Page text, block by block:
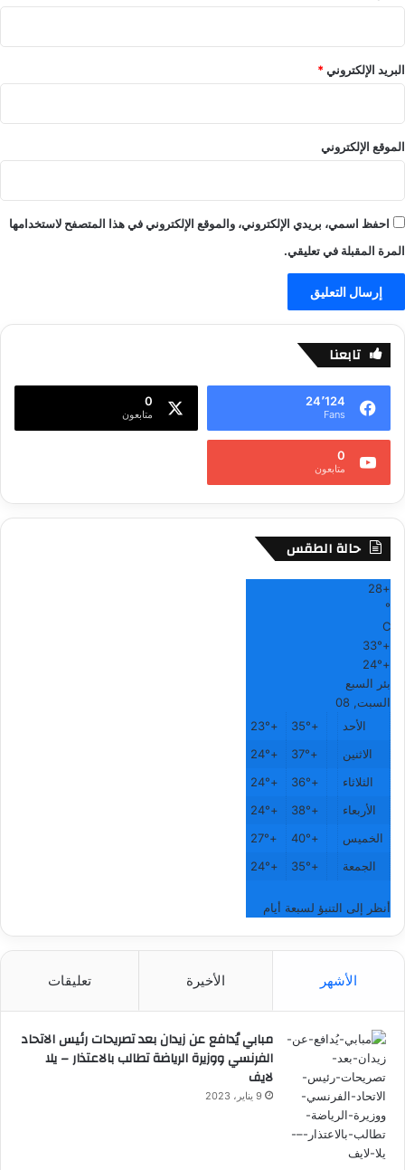
ب
ا
ف
ا
ل
ف
البريد الإلكتروني*
الموقع الإلكتروني
احفظ اسمي، بريدي الإلكتروني، والموقع الإلكتروني في هذا المتصفح لاستخدامها
المرة المقبلة في تعليقي.
تابعنا
24٬124
Fans
0
متابعون
0
متابعون
حالة الطقس
+
28
°
C
+
33°
+
24°
بئر السبع
السبت, 08
الأحد
+
35°
+
23°
الاثنين
+
37°
+
24°
الثلاثاء
+
36°
+
24°
الأربعاء
+
38°
+
24°
الخميس
+
40°
+
27°
الجمعة
+
35°
+
24°
أنظر إلى التنبؤ لسبعة أيام
الأشهر الأخيرة تعليقات
مبابي يُدافع عن زيدان بعد تصريحات رئيس الاتحاد
الفرنسي ووزيرة الرياضة تطالب بالاعتذار – يلا
لايف
9 يناير، 2023